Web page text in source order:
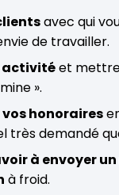
avec qui
de travailler.
activitéet
».
honoraires
très demandé
à envoyer
à froid.